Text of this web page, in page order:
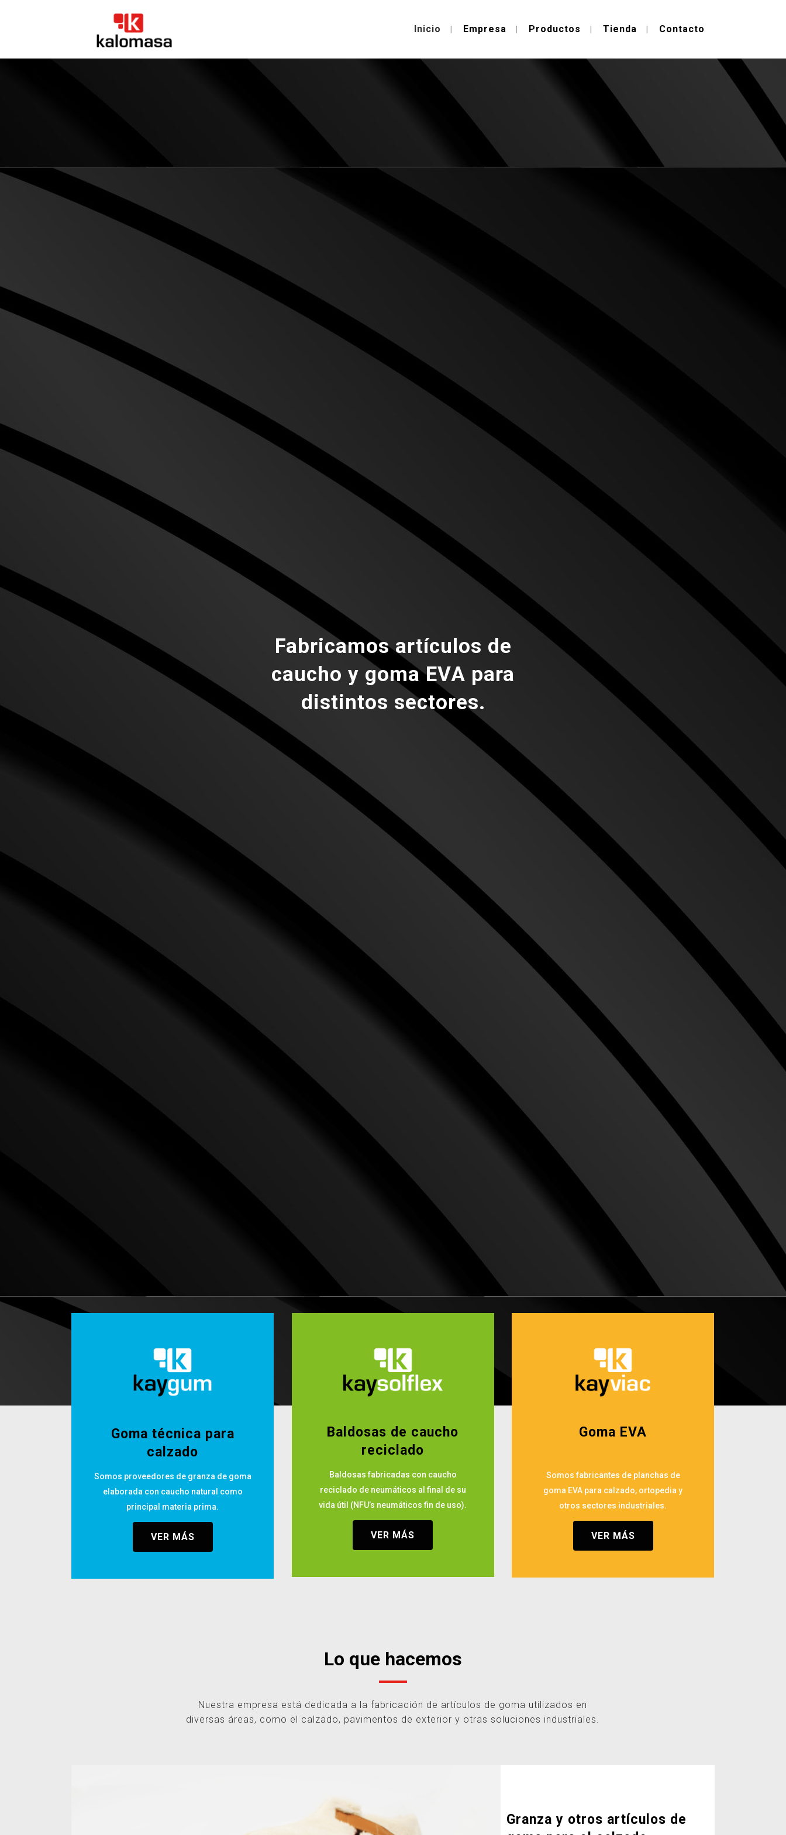
Inicio Empresa Productos Tienda Contacto
Fabricamos artículos de
caucho y goma EVA para
distintos sectores.
Goma técnica para
calzado
Somos proveedores de granza de goma
elaborada con caucho natural como
principal materia prima.
VER MÁS
Baldosas de caucho
reciclado
Baldosas fabricadas con caucho
reciclado de neumáticos al final de su
vida útil (NFU’s neumáticos fin de uso).
VER MÁS
Goma EVA
Somos fabricantes de planchas de
goma EVA para calzado, ortopedia y
otros sectores industriales.
VER MÁS
Lo que hacemos
Nuestra empresa está dedicada a la fabricación de artículos de goma utilizados en
diversas áreas, como el calzado, pavimentos de exterior y otras soluciones industriales.
Granza y otros artículos de